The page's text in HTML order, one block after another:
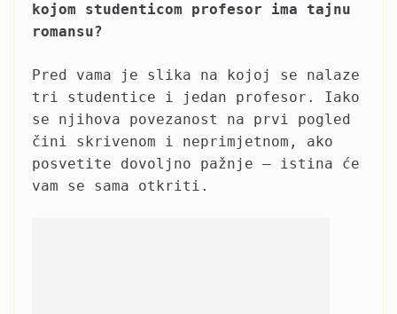
kojom studenticom profesor ima tajnu
romansu?
Pred vama je slika na kojoj se nalaze
tri studentice i jedan profesor. Iako
se njihova povezanost na prvi pogled
čini skrivenom i neprimjetnom, ako
posvetite dovoljno pažnje – istina će
vam se sama otkriti.